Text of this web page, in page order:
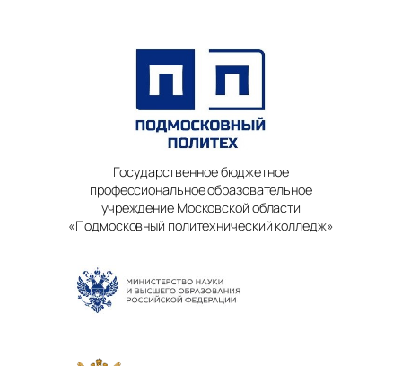
Государственное бюджетное
профессиональное образовательное
учреждение Московской области
«Подмосковный политехнический колледж»